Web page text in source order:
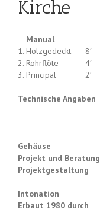
Kirche
Manual
1.
2.
3.
Holzgedeckt
Rohrflöte
Principal
8′
4′
2′
Technische Angaben
Gehäuse
Projekt und Beratung
Projektgestaltung
Intonation
Erbaut 1980 durch